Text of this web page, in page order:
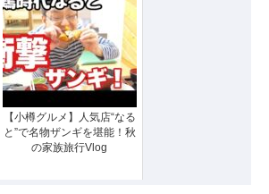
【小樽グルメ】人気店“なる
と”で名物ザンギを堪能！秋
の家族旅行Vlog